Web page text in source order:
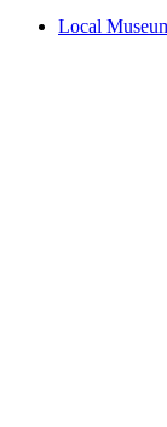
Local